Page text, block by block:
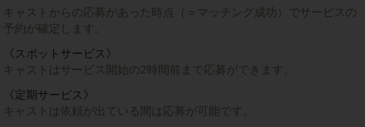
キャストからの応募があった時点（＝マッチング成功）でサービスの
予約が確定します。
《スポットサービス》
キャストはサービス開始の2時間前まで応募ができます。
《定期サービス》
キャストは依頼が出ている間は応募が可能です。